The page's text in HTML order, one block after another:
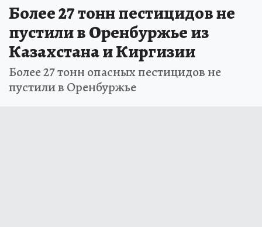
Более 27 тонн пестицидов не
пустили в Оренбуржье из
Казахстана и Киргизии
Более 27 тонн опасных пестицидов не
пустили в Оренбуржье